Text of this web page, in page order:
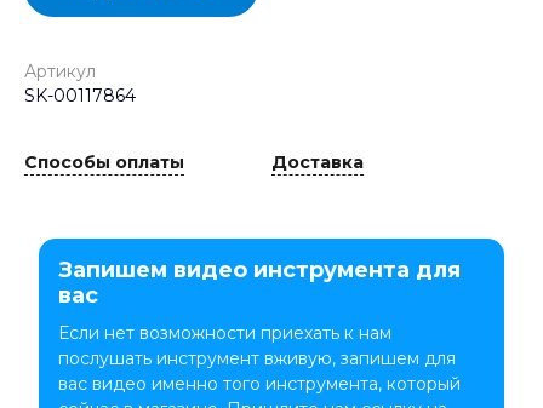
Артикул
SK-00117864
Способы оплаты Доставка
Запишем видео инструмента для
вас
Если нет возможности приехать к нам
послушать инструмент вживую, запишем для
вас видео именно того инструмента, который